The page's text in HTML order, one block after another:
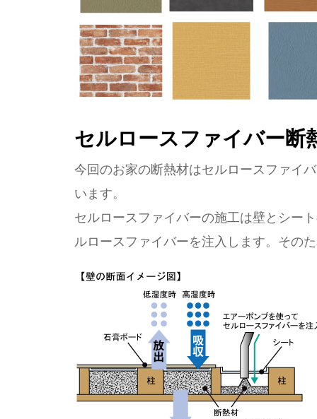
セルロースファイバー断
今回のお家の断熱材はセルロースファイ
います。
セルロースファイバーの施工は壁とシー
ルロースファイバーを注入します。その